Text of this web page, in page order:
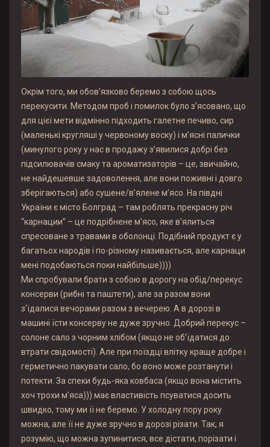
Окрім того, ми обов’язково беремо з собою щось
перекусити. Методом проб і помилок було з’ясовано, що
для цієї мети відмінно підходить галетне печиво, сир
(маленькі кругляші у червоному воску) і м’ясні палички
(минулого року у нас в продажу з’явилися добрі без
підсилювачів смаку та ароматизаторів – це, звичайно,
не найдешевше задоволення, але вони поживні і довго
зберігаються) або сушене/в’ялене м’ясо. На півдні
України є місто Болград – там роблять прекрасну річ
“карнации” – це подрібнене м’ясо, яке в’ялиться
спресоване з травами в оболонці. Подібний продукт є у
багатьох народів і по-різному називається, але карнаци
мені подобаються поки найбільше))))
Ми спробували брати з собою в дорогу на обід/перекус
консерви (рибні та паштети), але за разом вони
з’їдалися вечорами разом з вечерею. А в дорозі в
машині їсти консерву не дуже зручно. Добрий перекус –
солоне сало з чорним хлібом (якщо не об’їдатися до
втрати свідомості). Але при поїздці влітку краще добре і
герметично пакувати сало, бо воно може розтанути і
потекти. За спеки будь-яка ковбаса (якщо вона містить
хоч трохи м’яса))) має властивість псуватися досить
швидко, тому ми її не беремо. У холодну пору року
можна, але її не дуже зручно в дорозі різати. Так, я
розумію, що можна зупинитися, все дістати, порізати і